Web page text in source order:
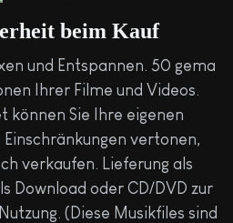
beim Kauf
und Entspannen. 50 gema
Ihrer Filme und Videos.
können Sie Ihre eigenen
vertonen,
verkaufen. Lieferung als
Download oder CD/DVD zur
(Diese Musikfiles sind